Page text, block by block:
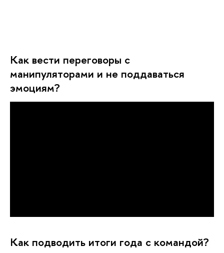
Как вести переговоры с
манипуляторами и не поддаваться
эмоциям?
Как подводить итоги года с командой?